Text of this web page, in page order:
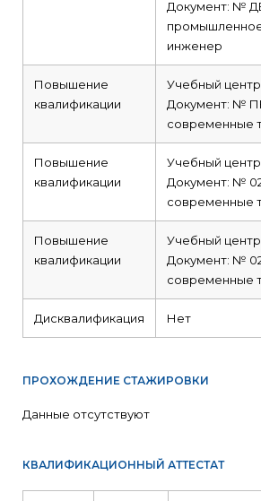
Документ: №
инженер
Повышение
квалификации
Учебный
Документ: №
современные
Повышение
квалификации
Учебный
Документ: №
современные
Повышение
квалификации
Учебный
Документ: №
современные
Дисквалификация Нет
ПРОХОЖДЕНИЕ СТАЖИРОВКИ
Данные отсутствуют
КВАЛИФИКАЦИОННЫЙ АТТЕСТАТ